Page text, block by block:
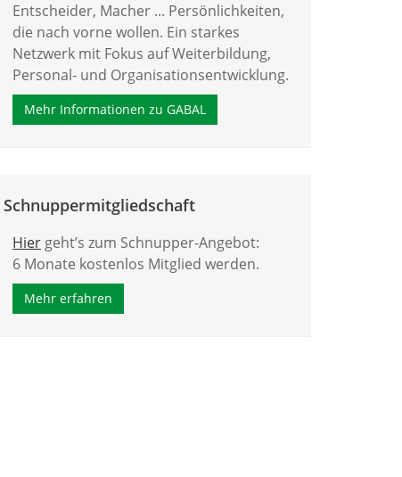
Entscheider, Macher ... Persönlichkeiten,
die nach vorne wollen. Ein starkes
Netzwerk mit Fokus auf Weiterbildung,
Personal- und Organisationsentwicklung.
Mehr Informationen zu GABAL
Schnuppermitgliedschaft
Hier geht’s zum Schnupper-Angebot:
6 Monate kostenlos Mitglied werden.
Mehr erfahren